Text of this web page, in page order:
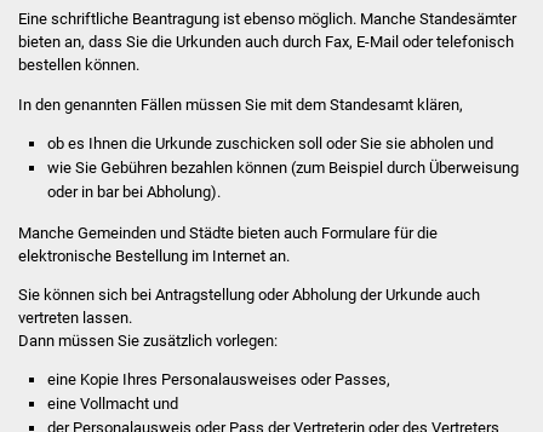
Kirchen
Kinder- und
Suenergie
Eine schriftliche Beantragung ist ebenso möglich. Manche Standesämter
bieten an, dass Sie die Urkunden auch durch Fax, E-Mail oder telefonisch
bestellen können.
In den genannten Fällen müssen Sie mit dem Standesamt klären,
ob es Ihnen die Urkunde zuschicken soll oder Sie sie abholen und
wie Sie Gebühren bezahlen können (zum Beispiel durch Überweisung
oder in bar bei Abholung).
Manche Gemeinden und Städte bieten auch Formulare für die
elektronische Bestellung im Internet an.
Sie können sich bei Antragstellung oder Abholung der Urkunde auch
vertreten lassen.
Dann müssen Sie zusätzlich vorlegen:
eine Kopie Ihres Personalausweises oder Passes,
eine Vollmacht und
der Personalausweis oder Pass der Vertreterin oder des Vertreters